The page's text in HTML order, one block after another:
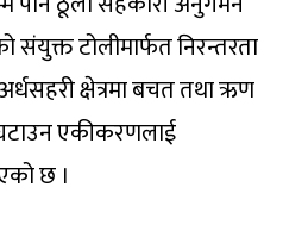
संयुक्त टोलीमार्फत निरन्तरता
क्षेत्रमा बचत तथा ऋण
एकीकरणलाई
छ ।